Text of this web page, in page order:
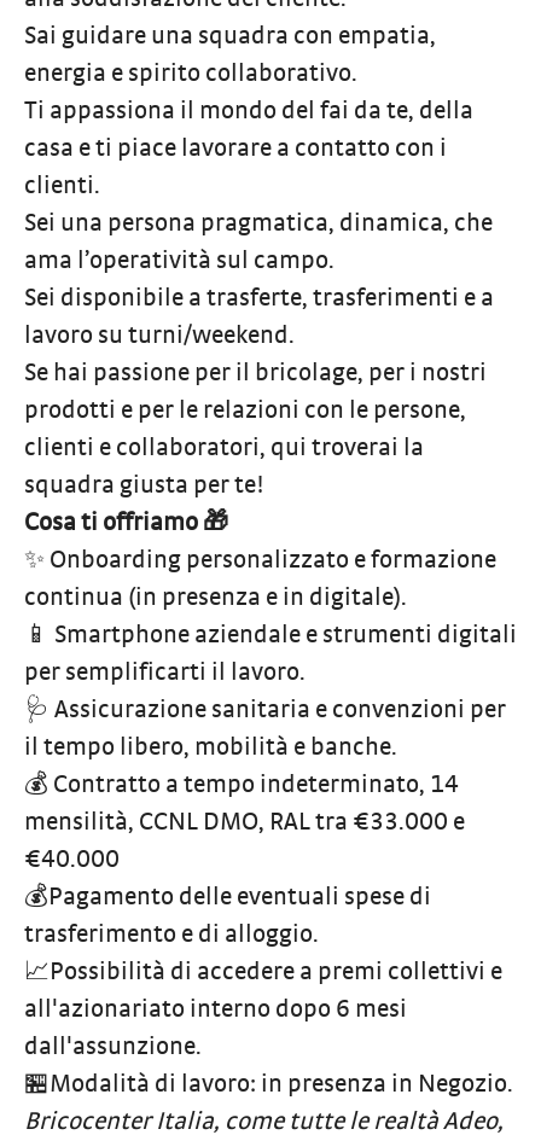
Sai guidare una squadra con empatia,
energia e spirito collaborativo.
Ti appassiona il mondo del fai da te, della
casa e ti piace lavorare a contatto con i
clienti.
Sei una persona pragmatica, dinamica, che
ama l’operatività sul campo.
Sei disponibile a trasferte, trasferimenti e a
lavoro su turni/weekend.
Se hai passione per il bricolage, per i nostri
prodotti e per le relazioni con le persone,
clienti e collaboratori, qui troverai la
squadra giusta per te!
Cosa ti offriamo 🎁
✨ Onboarding personalizzato e formazione
continua (in presenza e in digitale).
📱 Smartphone aziendale e strumenti digitali
per semplificarti il lavoro.
🩺 Assicurazione sanitaria e convenzioni per
il tempo libero, mobilità e banche.
💰 Contratto a tempo indeterminato, 14
mensilità, CCNL DMO, RAL tra €33.000 e
€40.000
💰Pagamento delle eventuali spese di
trasferimento e di alloggio.
📈Possibilità di accedere a premi collettivi e
all'azionariato interno dopo 6 mesi
dall'assunzione.
🏪Modalità di lavoro: in presenza in Negozio.
Bricocenter Italia, come tutte le realtà Adeo,